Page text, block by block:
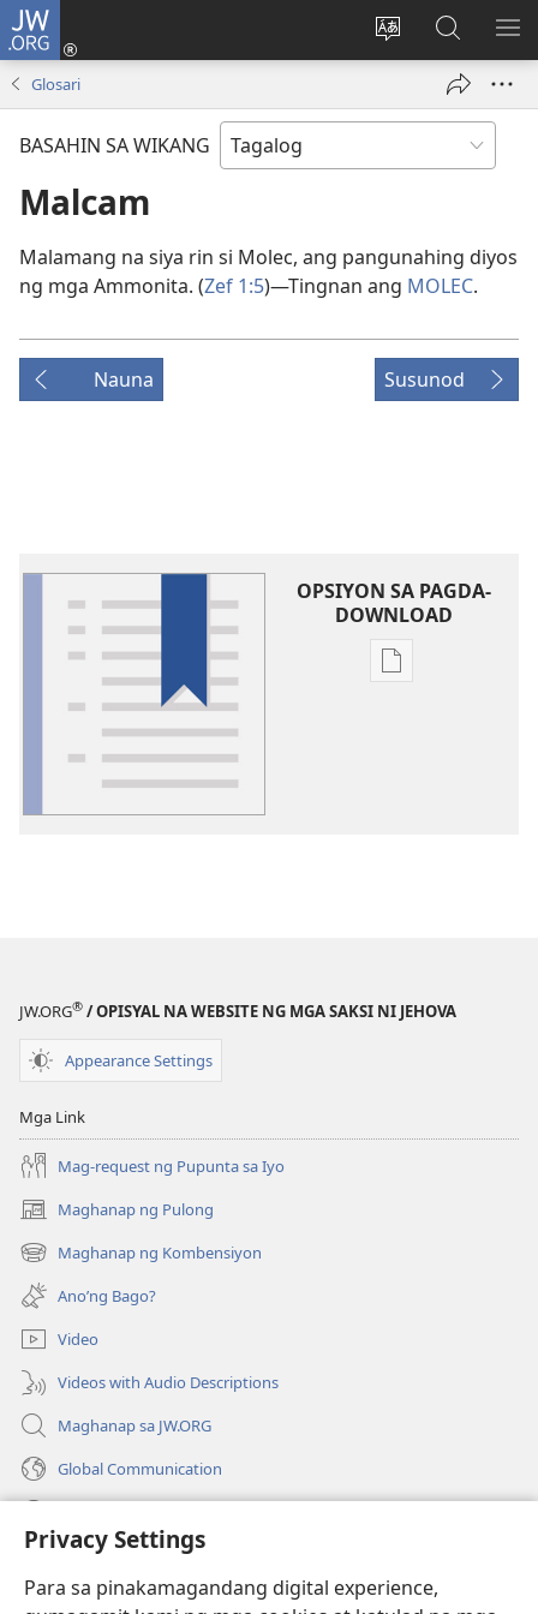
Privacy Settings
Para sa pinakamagandang digital experience,
JW.ORG
Baguhin
ng
Mag-
log
bubukas
sa
JW.ORG
Glosari
BASAHIN SA WIKANG
Malcam
Malamang na siya rin si Molec, ang pangunahing diyos
ng mga Ammonita. (Zef 1:5)—Tingnan ang MOLEC.
Nauna Susunod
OPSIYON SA PAGDA-
DOWNLOAD
Opsiyon
JW.ORG® / OPISYAL NA WEBSITE NG MGA SAKSI NI JEHOVA
Appearance Settings
Mga Link
Mag-request ng Pupunta sa Iyo
Maghanap ng Pulong
(may
bubukas
na
bagong
window)
Maghanap ng Kombensiyon
(may
bubukas
na
bagong
window)
Ano’ng Bago?
Video
Videos with Audio Descriptions
Maghanap sa JW.ORG
Global Communication
(may